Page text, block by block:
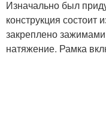
Изначально был
конструкция состоит
закреплено
натяжение. Рамка